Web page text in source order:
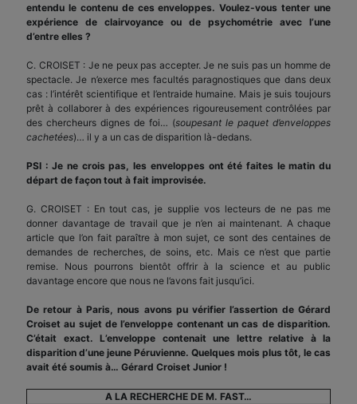
entendu le contenu de ces enveloppes. Voulez-vous tenter une
expérience de clairvoyance ou de psychométrie avec l’une
d’entre elles ?
C. CROISET : Je ne peux pas accepter. Je ne suis pas un homme de
spectacle. Je n’exerce mes facultés paragnostiques que dans deux
cas : l’intérêt scientifique et l’entraide humaine. Mais je suis toujours
prêt à collaborer à des expériences rigoureusement contrôlées par
des chercheurs dignes de foi… (soupesant le paquet d’enveloppes
cachetées)… il y a un cas de disparition là-dedans.
PSI : Je ne crois pas, les enveloppes ont été faites le matin du
départ de façon tout à fait improvisée.
G. CROISET : En tout cas, je supplie vos lecteurs de ne pas me
donner davantage de travail que je n’en ai maintenant. A chaque
article que l’on fait paraître à mon sujet, ce sont des centaines de
demandes de recherches, de soins, etc. Mais ce n’est que partie
remise. Nous pourrons bientôt offrir à la science et au public
davantage encore que nous ne l’avons fait jusqu’ici.
De retour à Paris, nous avons pu vérifier l’assertion de Gérard
Croiset au sujet de l’enveloppe contenant un cas de disparition.
C’était exact. L’enveloppe contenait une lettre relative à la
disparition d’une jeune Péruvienne. Quelques mois plus tôt, le cas
avait été soumis à… Gérard Croiset Junior !
A LA RECHERCHE DE M. FAST…